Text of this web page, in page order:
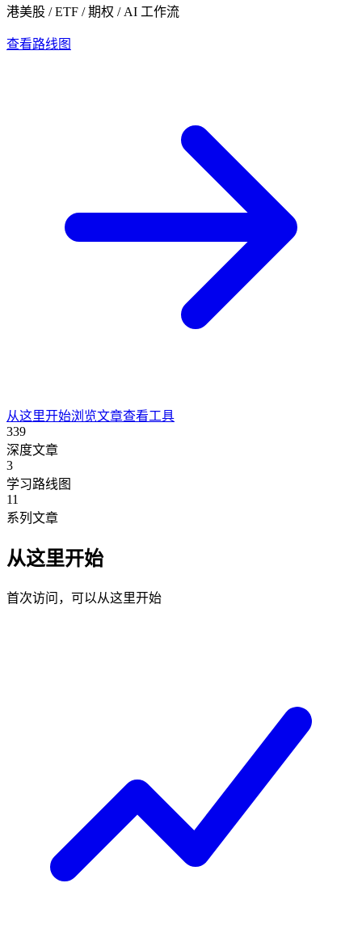
港美股 / ETF / 期权 / AI 工作流
查看路线图
从这里开始浏览文章查看工具
339
深度文章
3
学习路线图
11
系列文章
从这里开始
首次访问，可以从这里开始